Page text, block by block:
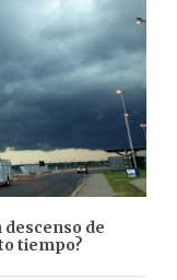
descenso de
tiempo?